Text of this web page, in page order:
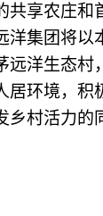
共享农庄和
洋集团将以
远洋生态村
居环境，积
乡村活力的